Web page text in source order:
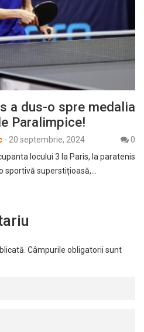
a dus-o spre medalia
Paralimpice!
- 20 septembrie, 2024
0
locului 3 la Paris, la paratenis
sportivă superstițioasă,…
Câmpurile obligatorii sunt